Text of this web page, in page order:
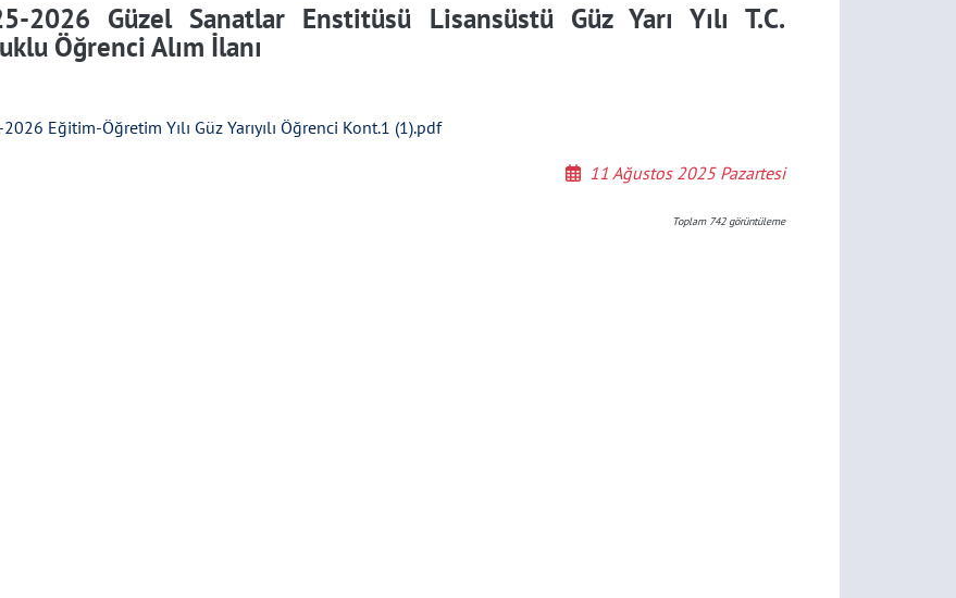
2026 Güzel Sanatlar Enstitüsü Lisansüstü Güz Yarı Yılı T.C.
Öğrenci Alım İlanı
Eğitim-Öğretim Yılı Güz Yarıyılı Öğrenci Kont.1 (1).pdf
11 Ağustos 2025 Pazartesi
Toplam 742görüntüleme